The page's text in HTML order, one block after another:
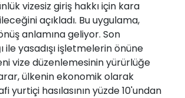
vizesiz giriş hakkı için kara
açıkladı. Bu uygulama,
anlamına geliyor. Son
yasadışı işletmelerin önüne
vize düzenlemesinin yürürlüğe
ülkenin ekonomik olarak
yurtiçi hasılasının yüzde 10'undan